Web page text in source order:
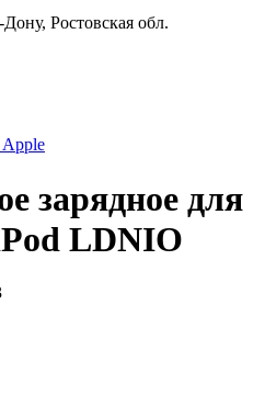
Дону, Ростовская обл.
зарядное для
LDNIO